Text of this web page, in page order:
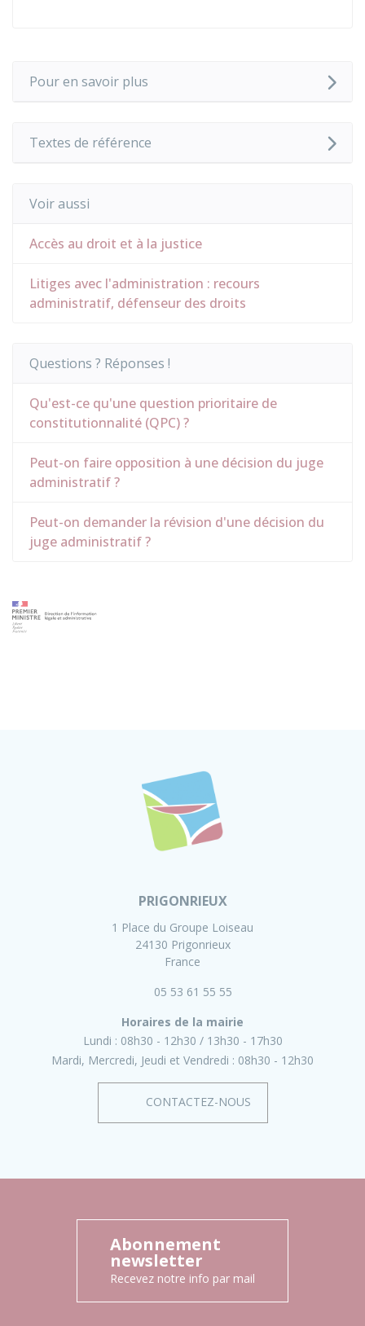
Pour en savoir plus
Textes de référence
Voir aussi
Accès au droit et à la justice
Litiges avec l'administration : recours
administratif, défenseur des droits
Questions ? Réponses !
Qu'est-ce qu'une question prioritaire de
constitutionnalité (QPC) ?
Peut-on faire opposition à une décision du juge
administratif ?
Peut-on demander la révision d'une décision du
juge administratif ?
PRIGONRIEUX
1 Place du Groupe Loiseau
24130 Prigonrieux
France
05 53 61 55 55
Horaires de la mairie
Lundi : 08h30 - 12h30
13h30 - 17h30
Mardi, Mercredi, Jeudi et Vendredi : 08h30 - 12h30
CONTACTEZ-NOUS
Abonnement
newsletter
Recevez notre info par mail